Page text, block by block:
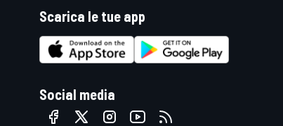
Scarica le tue app
Social media